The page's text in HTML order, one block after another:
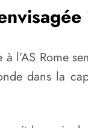
l’AS Rome
dans la